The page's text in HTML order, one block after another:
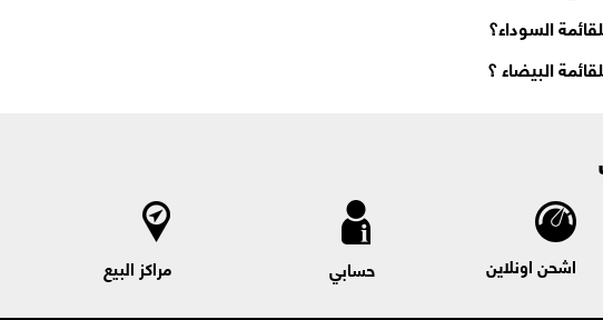
السوداء؟
البيضاء؟
اشحن اونلاين حسابي مراكز البيع